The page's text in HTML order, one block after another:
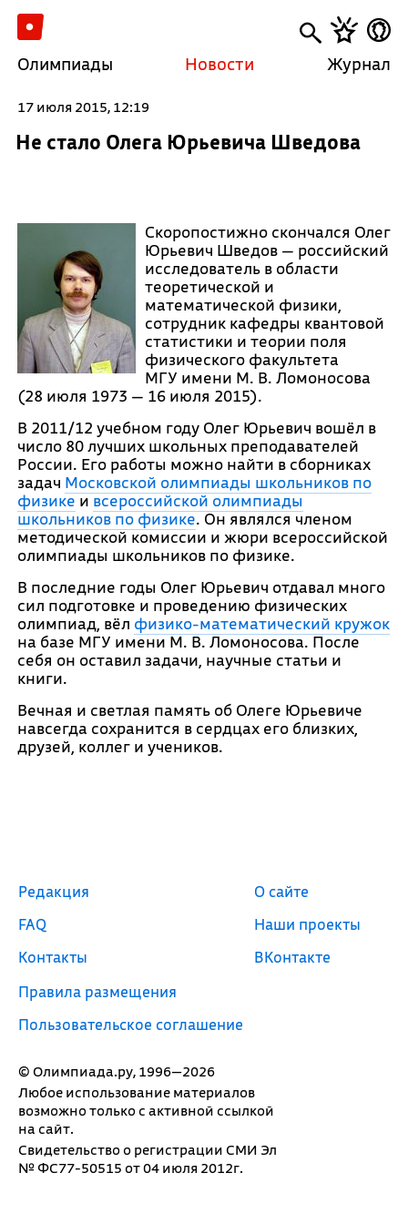
Олимпиады Новости Журнал
17 июля 2015, 12:19
Не стало Олега Юрьевича Шведова
Скоропостижно скончался Олег
Юрьевич Шведов — российский
исследователь в области
теоретической и
математической физики,
сотрудник кафедры квантовой
статистики и теории поля
физического факультета
МГУ имени М. В. Ломоносова
(28 июля 1973 — 16 июля 2015).
В 2011/12 учебном году Олег Юрьевич вошёл в
число 80 лучших школьных преподавателей
России. Его работы можно найти в сборниках
задач Московской олимпиады школьников по
физикеивсероссийской олимпиады
школьников по физике. Он являлся членом
методической комиссии и жюри всероссийской
олимпиады школьников по физике.
В последние годы Олег Юрьевич отдавал много
сил подготовке и проведению физических
олимпиад, вёл физико-математический кружок
на базе МГУ имени М. В. Ломоносова. После
себя он оставил задачи, научные статьи и
книги.
Вечная и светлая память об Олеге Юрьевиче
навсегда сохранится в сердцах его близких,
друзей, коллег и учеников.
© Олимпиада.ру, 1996—2026
Любое использование материалов
возможно только с активной ссылкой
на сайт.
Свидетельство о регистрации СМИ Эл
№ ФС77-50515 от 04 июля 2012г.
Редакция
FAQ
Контакты
Правила размещения
Пользовательское соглашение
О сайте
Наши проекты
ВКонтакте